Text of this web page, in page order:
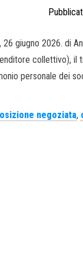
26 giugno 2026. di
collettivo), il
personale dei
negoziata,